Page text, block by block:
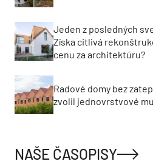
Jeden z posledných
Získa citlivá
cenu za architektúru?
Radové domy bez
zvolil jednovrstvové
NAŠE ČASOPISY